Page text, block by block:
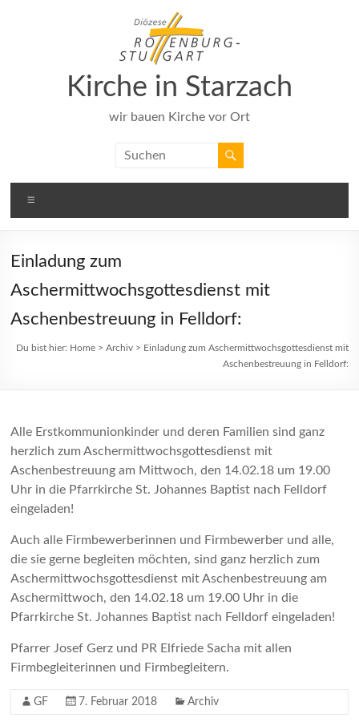
Kirche in Starzach
wir bauen Kirche vor Ort
Einladung zum
Aschermittwochsgottesdienst mit
Aschenbestreuung in Felldorf:
Du bist hier: Home> Archiv> Einladung zum Aschermittwochsgottesdienst mit
Aschenbestreuung in Felldorf:
Alle Erstkommunionkinder und deren Familien sind ganz
herzlich zum Aschermittwochsgottesdienst mit
Aschenbestreuung am Mittwoch, den 14.02.18 um 19.00
Uhr in die Pfarrkirche St. Johannes Baptist nach Felldorf
eingeladen!
Auch alle Firmbewerberinnen und Firmbewerber und alle,
die sie gerne begleiten möchten, sind ganz herzlich zum
Aschermittwochsgottesdienst mit Aschenbestreuung am
Aschermittwoch, den 14.02.18 um 19.00 Uhr in die
Pfarrkirche St. Johannes Baptist nach Felldorf eingeladen!
Pfarrer Josef Gerz und PR Elfriede Sacha mit allen
Firmbegleiterinnen und Firmbegleitern.
GF 7. Februar 2018 Archiv